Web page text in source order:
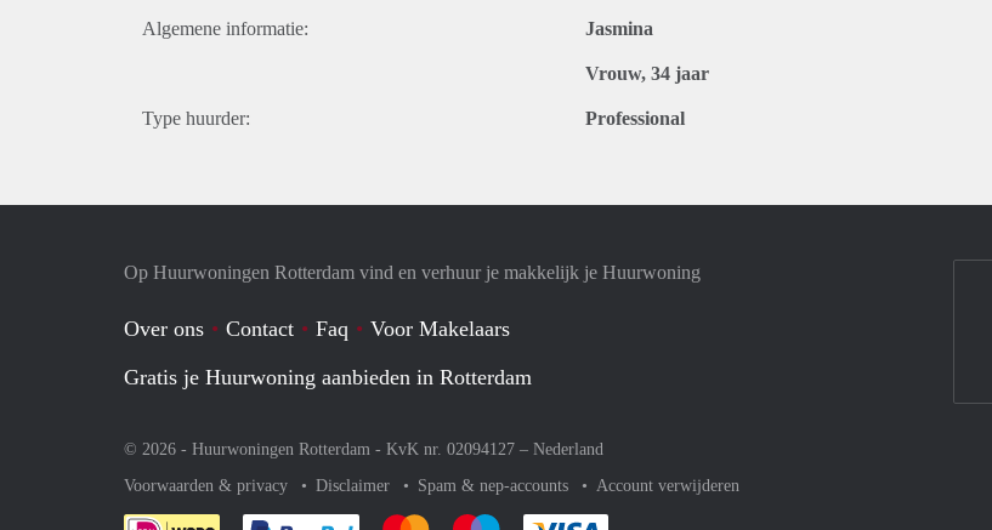
Algemene informatie: Jasmina
Vrouw, 34 jaar
Type huurder: Professional
Op Huurwoningen Rotterdam vind en verhuur je makkelijk je Huurwoning
Over ons Contact Faq
Voor Makelaars
Gratis je Huurwoning aanbieden in Rotterdam
© 2026 - Huurwoningen Rotterdam - KvK nr. 02094127 – Nederland
Voorwaarden & privacy
Disclaimer Spam & nep-accounts Account verwijderen